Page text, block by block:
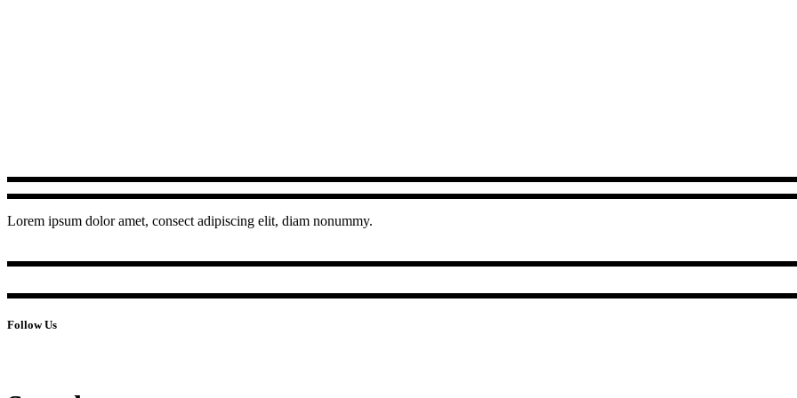
Lorem ipsum dolor amet, consect adipiscing elit, diam nonummy.
Follow Us